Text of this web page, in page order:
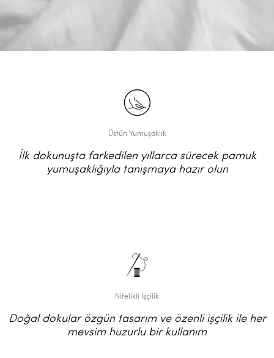
Üstün Yumuşaklık
İlk dokunuşta farkedilen yıllarca sürecek pamuk
yumuşaklığıyla tanışmaya hazır olun
Nitelikli İşçilik
Doğal dokular özgün tasarım ve özenli işçilik ile her
mevsim huzurlu bir kullanım